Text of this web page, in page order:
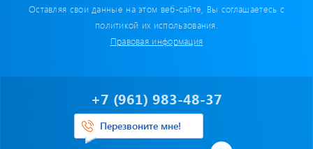
Разъемы, контакты
Хомуты пластиковые
Оставляя свои данные на этом веб-сайте, Вы соглашаетесь с
политикой их использования.
Правовая информация
+7 (961) 983-48-37
Перезвоните мне!